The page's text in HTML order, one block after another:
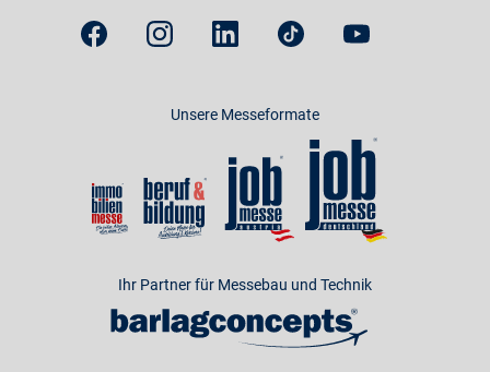
Unsere Messeformate
Ihr Partner für Messebau und Technik